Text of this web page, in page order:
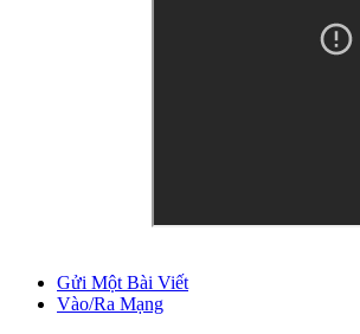
Gửi Một Bài Viết
Vào/Ra Mạng